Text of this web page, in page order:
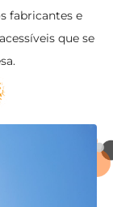
fabricantes e
que se